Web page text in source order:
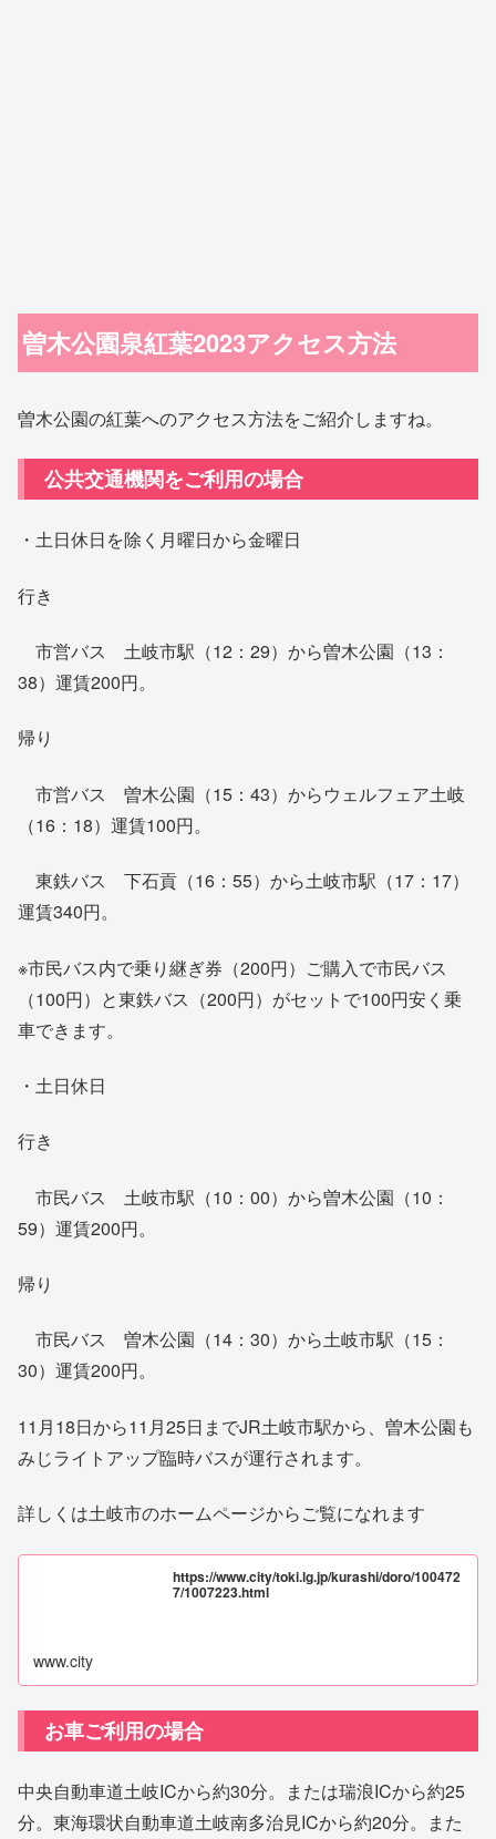
曽木公園泉紅葉2023アクセス方法
曽木公園の紅葉へのアクセス方法をご紹介しますね。
公共交通機関をご利用の場合
・土日休日を除く月曜日から金曜日
行き
市営バス 土岐市駅（12：29）から曽木公園（13：
38）運賃200円。
帰り
市営バス 曽木公園（15：43）からウェルフェア土岐
（16：18）運賃100円。
東鉄バス 下石貢（16：55）から土岐市駅（17：17）
運賃340円。
※市民バス内で乗り継ぎ券（200円）ご購入で市民バス
（100円）と東鉄バス（200円）がセットで100円安く乗
車できます。
・土日休日
行き
市民バス 土岐市駅（10：00）から曽木公園（10：
59）運賃200円。
帰り
市民バス 曽木公園（14：30）から土岐市駅（15：
30）運賃200円。
11月18日から11月25日までJR土岐市駅から、曽木公園も
みじライトアップ臨時バスが運行されます。
詳しくは土岐市のホームページからご覧になれます
https://www.city/toki.lg.jp/kurashi/doro/100472
7/1007223.html
www.city
お車ご利用の場合
中央自動車道土岐ICから約30分。または瑞浪ICから約25
分。東海環状自動車道土岐南多治見ICから約20分。また